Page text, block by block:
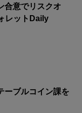
合意でリスクオ
レットDaily
ーブルコイン課を